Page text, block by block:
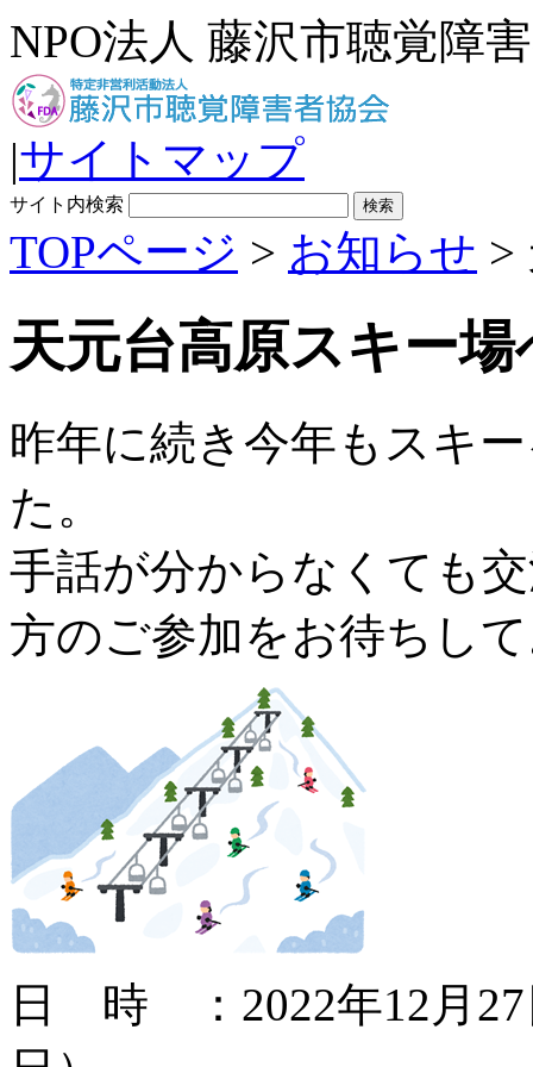
NPO法人 藤沢市聴覚障
|サイトマップ
サイト内検索
TOPページ > お知らせ >
天元台高原スキー
昨年に続き今年もスキ
た。
手話が分からなくても
方のご参加をお待ちし
日 時 ：2022年12月27